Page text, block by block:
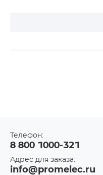
Телефон:
8 800 1000-321
Адрес для заказа:
info@promelec.ru